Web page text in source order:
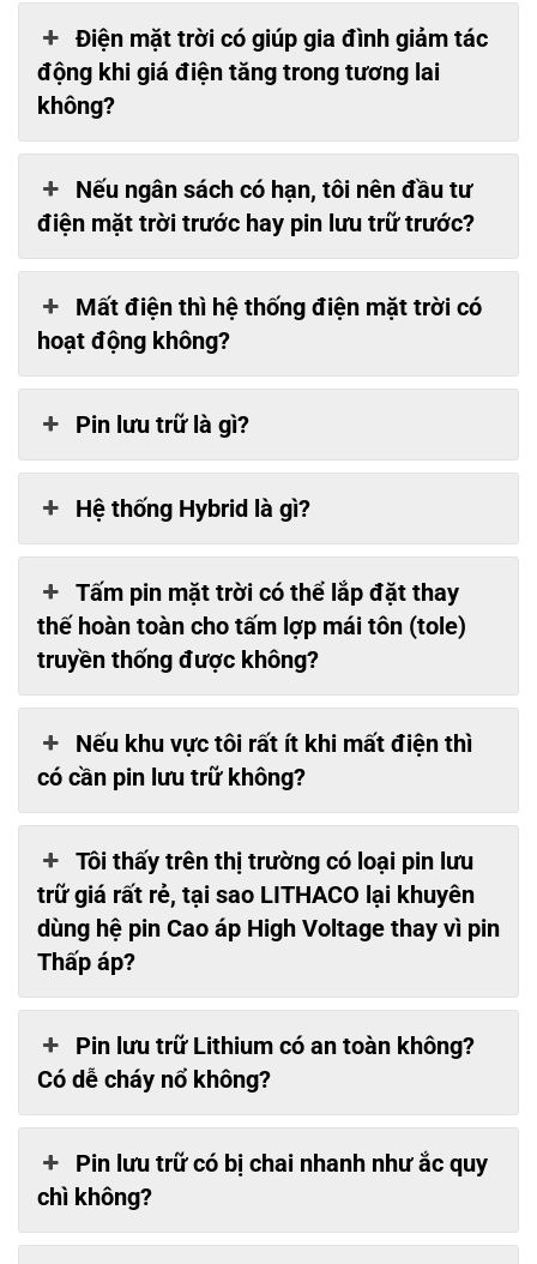
Điện mặt trời có giúp gia đình giảm tác
động khi giá điện tăng trong tương lai
không?
Nếu ngân sách có hạn, tôi nên đầu tư
điện mặt trời trước hay pin lưu trữ trước?
Mất điện thì hệ thống điện mặt trời có
hoạt động không?
Pin lưu trữ là gì?
Hệ thống Hybrid là gì?
Tấm pin mặt trời có thể lắp đặt thay
thế hoàn toàn cho tấm lợp mái tôn (tole)
truyền thống được không?
Nếu khu vực tôi rất ít khi mất điện thì
có cần pin lưu trữ không?
Tôi thấy trên thị trường có loại pin lưu
trữ giá rất rẻ, tại sao LITHACO lại khuyên
dùng hệ pin Cao áp High Voltage thay vì pin
Thấp áp?
Pin lưu trữ Lithium có an toàn không?
Có dễ cháy nổ không?
Pin lưu trữ có bị chai nhanh như ắc quy
chì không?